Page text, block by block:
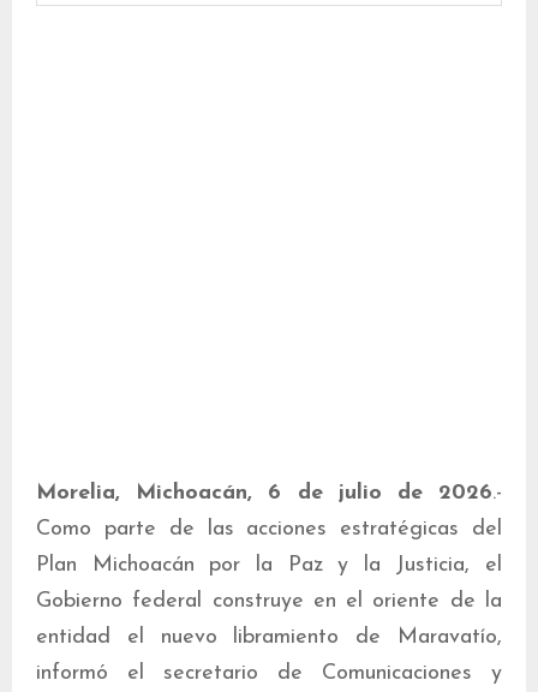
Morelia, Michoacán, 6 de julio de 2026.-
Como parte de las acciones estratégicas del
Plan Michoacán por la Paz y la Justicia, el
Gobierno federal construye en el oriente de la
entidad el nuevo libramiento de Maravatío,
informó el secretario de Comunicaciones y